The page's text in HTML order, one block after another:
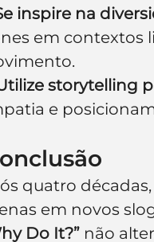
inspire na
em contextos
storytelling
e
quatro
em novos
Do It?” não